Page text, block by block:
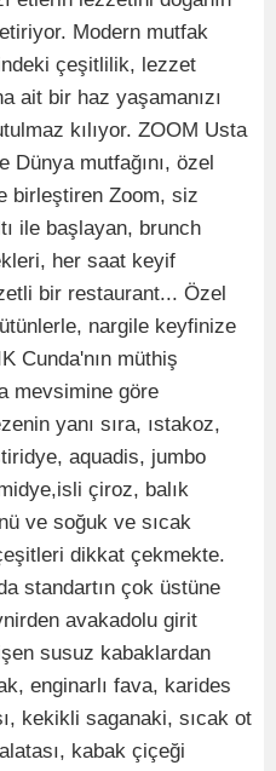
Modern mutfak
çeşitlilik, lezzet
ait bir haz yaşamanızı
kılıyor. ZOOM Usta
Dünya mutfağını, özel
birleştiren Zoom, siz
ile başlayan, brunch
her saat keyif
bir restaurant... Özel
nargile keyfinize
Cunda'nın müthiş
mevsimine göre
yanı sıra, ıstakoz,
aquadis, jumbo
çiroz, balık
ve soğuk ve sıcak
dikkat çekmekte.
standartın çok üstüne
avakadolu girit
susuz kabaklardan
enginarlı fava, karides
kekikli saganaki, sıcak ot
kabak çiçeği